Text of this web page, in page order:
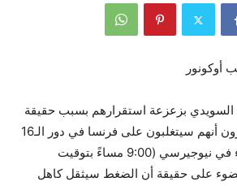
أوكونور
السويدي بزعزعة استقرارهم بسبب حقيقة
أن القليل من الخبراء يرون أنهم سيتغلبون على فرنسا في دور الـ16
لكأس العالم يوم الثلاثاء في نيوجيرسي (9:00 مساءً بتوقيت
على حقيقة أن الضغط سيثقل كاهل